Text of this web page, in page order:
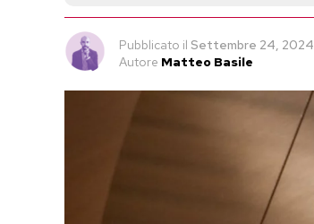
Pubblicato il Settembre 24, 2024
Autore Matteo Basile